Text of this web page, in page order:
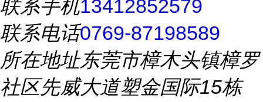
联系手机13412852579
联系电话0769-87198589
所在地址东莞市樟木头镇樟罗
社区先威大道塑金国际15栋